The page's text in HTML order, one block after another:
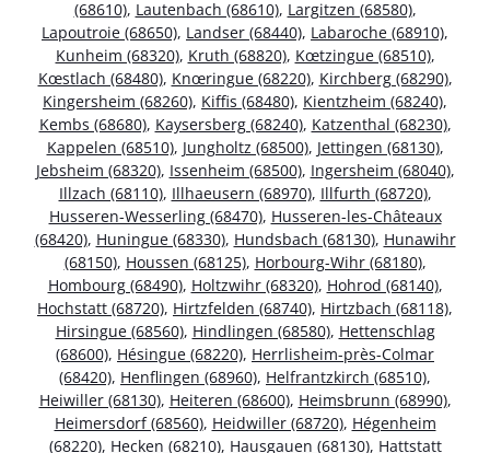
(68610), Lautenbach (68610), Largitzen (68580),
Lapoutroie (68650), Landser (68440), Labaroche (68910),
Kunheim (68320), Kruth (68820), Kœtzingue (68510),
Kœstlach (68480), Knœringue (68220), Kirchberg (68290),
Kingersheim (68260), Kiffis (68480), Kientzheim (68240),
Kembs (68680), Kaysersberg (68240), Katzenthal (68230),
Kappelen (68510), Jungholtz (68500), Jettingen (68130),
Jebsheim (68320), Issenheim (68500), Ingersheim (68040),
Illzach (68110), Illhaeusern (68970), Illfurth (68720),
Husseren-Wesserling (68470), Husseren-les-Châteaux
(68420), Huningue (68330), Hundsbach (68130), Hunawihr
(68150), Houssen (68125), Horbourg-Wihr (68180),
Hombourg (68490), Holtzwihr (68320), Hohrod (68140),
Hochstatt (68720), Hirtzfelden (68740), Hirtzbach (68118),
Hirsingue (68560), Hindlingen (68580), Hettenschlag
(68600), Hésingue (68220), Herrlisheim-près-Colmar
(68420), Henflingen (68960), Helfrantzkirch (68510),
Heiwiller (68130), Heiteren (68600), Heimsbrunn (68990),
Heimersdorf (68560), Heidwiller (68720), Hégenheim
(68220), Hecken (68210), Hausgauen (68130), Hattstatt